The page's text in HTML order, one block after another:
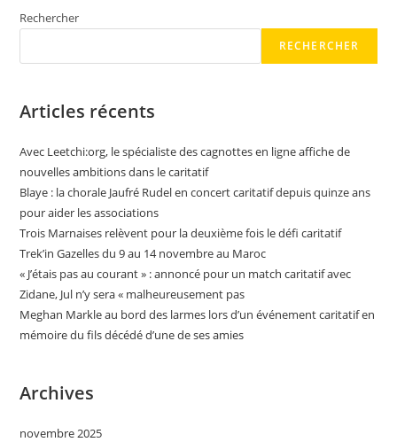
Rechercher
RECHERCHER
Articles récents
Avec Leetchi:org, le spécialiste des cagnottes en ligne affiche de
nouvelles ambitions dans le caritatif
Blaye : la chorale Jaufré Rudel en concert caritatif depuis quinze ans
pour aider les associations
Trois Marnaises relèvent pour la deuxième fois le défi caritatif
Trek’in Gazelles du 9 au 14 novembre au Maroc
« J’étais pas au courant » : annoncé pour un match caritatif avec
Zidane, Jul n’y sera « malheureusement pas
Meghan Markle au bord des larmes lors d’un événement caritatif en
mémoire du fils décédé d’une de ses amies
Archives
novembre 2025